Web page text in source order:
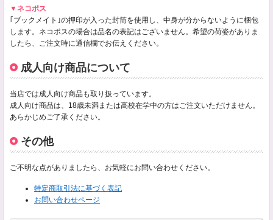
▼ネコポス
｢ブックメイト｣の押印が入った封筒を使用し、中身が分からないように梱包
します。ネコポスの場合は品名の表記はございません。希望の荷姿がありま
したら、ご注文時に通信欄でお伝えください。
成人向け商品について
当店では成人向け商品も取り扱っています。
成人向け商品は、18歳未満または高校在学中の方はご注文いただけません。
あらかじめご了承ください。
その他
ご不明な点がありましたら、お気軽にお問い合わせください。
特定商取引法に基づく表記
お問い合わせページ